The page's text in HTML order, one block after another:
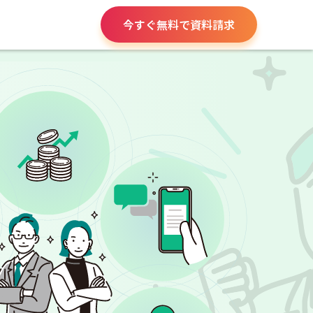
今すぐ無料で資料請求
役所手続き